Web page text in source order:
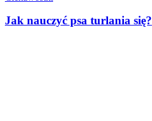
Jak nauczyć psa turlania się?